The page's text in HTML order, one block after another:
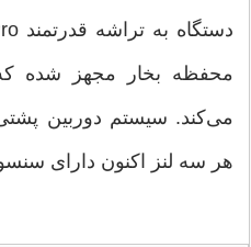
محفظه بخار مجهز شده که
می‌کند. سیستم دوربین
هر سه لنز اکنون دارای سنسور ۴۸ مگاپیکسلی